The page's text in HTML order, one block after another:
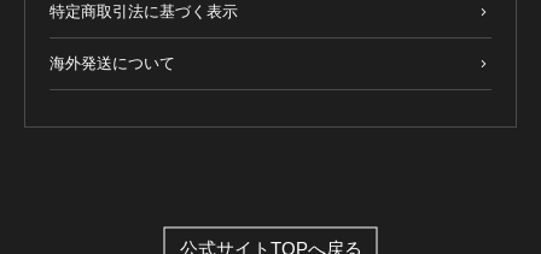
特定商取引法に基づく表示
海外発送について
公式サイトTOPへ戻る